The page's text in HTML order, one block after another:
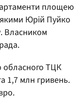
площею
Юрій Пуйко
Власником
обласного ТЦК
1,7 млн гривень.